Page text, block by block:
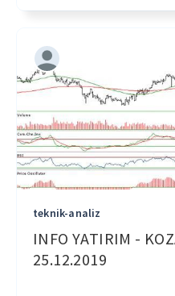
teknik-analiz
INFO YATIRIM -
25.12.2019